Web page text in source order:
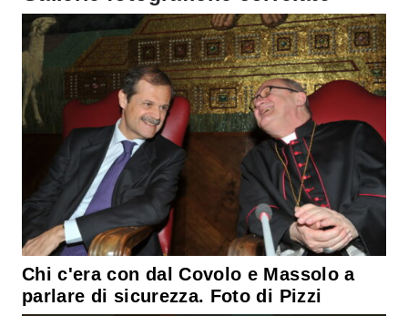
Chi c'era con dal Covolo e Massolo a
parlare di sicurezza. Foto di Pizzi